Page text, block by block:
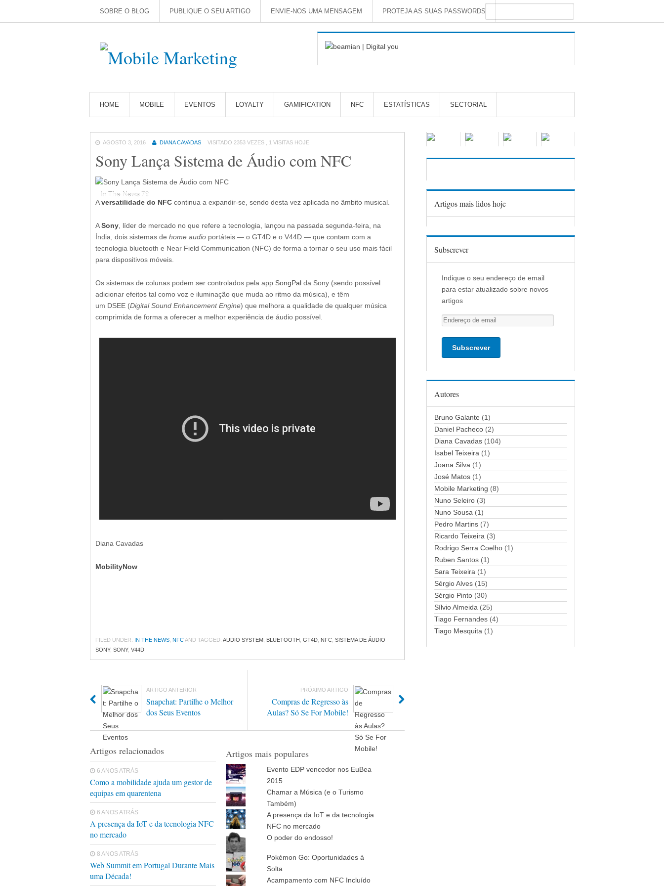
SOBRE O BLOG PUBLIQUE O SEU ARTIGO ENVIE-NOS UMA MENSAGEM PROTEJA AS SUAS PASSWORDS
HOME MOBILE EVENTOS LOYALTY GAMIFICATION NFC ESTATÍSTICAS SECTORIAL
AGOSTO 3, 2016 DIANA CAVADAS VISITADO 2353 VEZES , 1 VISITAS HOJE
Sony Lança Sistema de Áudio com NFC
In The News 79
In The News 79
Aversatilidade do NFC continua a expandir-se, sendo desta vez aplicada no âmbito musical.
ASony , líder de mercado no que refere a tecnologia, lançou na passada segunda-feira, na
Índia, dois sistemas de home audio portáteis — o GT4D e o V44D — que contam com a
tecnologia bluetooth e Near Field Communication (NFC) de forma a tornar o seu uso mais fácil
para dispositivos móveis.
Os sistemas de colunas podem ser controlados pela app SongPal da Sony (sendo possível
adicionar efeitos tal como voz e iluminação que muda ao ritmo da música), e têm
um DSEE (Digital Sound Enhancement Engine) que melhora a qualidade de qualquer música
comprimida de forma a oferecer a melhor experiência de áudio possível.
Diana Cavadas
MobilityNow
FILED UNDER: IN THE NEWS NFCAND TAGGED: AUDIO SYSTEM BLUETOOTH GT4D NFC SISTEMA DE ÁUDIO
SONY, SONY, V44D
ARTIGO ANTERIOR
Snapchat: Partilhe o Melhor
dos Seus Eventos
PRÓXIMO ARTIGO
Compras de Regresso às
Aulas? Só Se For Mobile!
Artigos relacionados
6 ANOS ATRÁS
Como a mobilidade ajuda um gestor de
equipas em quarentena
6 ANOS ATRÁS
A presença da IoT e da tecnologia NFC
no mercado
8 ANOS ATRÁS
Web Summit em Portugal Durante Mais
uma Década!
Artigos mais populares
Evento EDP vencedor nos EuBea
2015
Chamar a Música (e o Turismo
Também)
A presença da IoT e da tecnologia
NFC no mercado
O poder do endosso!
Pokémon Go: Oportunidades à
Solta
Acampamento com NFC Incluído
Artigos mais lidos hoje
Subscrever
Indique o seu endereço de email
para estar atualizado sobre novos
artigos
E
n
d
o
d
e
e
m
a
i
l
Autores
Bruno Galante (1)
Daniel Pacheco (2)
Diana Cavadas (104)
Isabel Teixeira (1)
Joana Silva (1)
José Matos (1)
Mobile Marketing (8)
Nuno Seleiro (3)
Nuno Sousa (1)
Pedro Martins (7)
Ricardo Teixeira (3)
Rodrigo Serra Coelho (1)
Ruben Santos (1)
Sara Teixeira (1)
Sérgio Alves (15)
Sérgio Pinto (30)
Sílvio Almeida (25)
Tiago Fernandes (4)
Tiago Mesquita (1)